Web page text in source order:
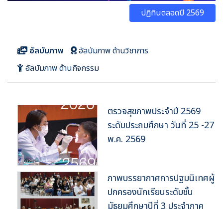
ปฏิทินตลอดปี 2569
อัลบัมภาพ
อัลบัมภาพ ด้านวิชาการ
อัลบัมภาพ ด้านกิจกรรม
ตรวจสุขภาพประจำปี 2569
ระดับประถมศึกษา วันที่ 25 -27
พ.ค. 2569
ภาพบรรยากาศการปฐมนิเทศผู้
ปกครองนักเรียนระดับชั้น
มัธยมศึกษาปีที่ 3 ประจำภาค